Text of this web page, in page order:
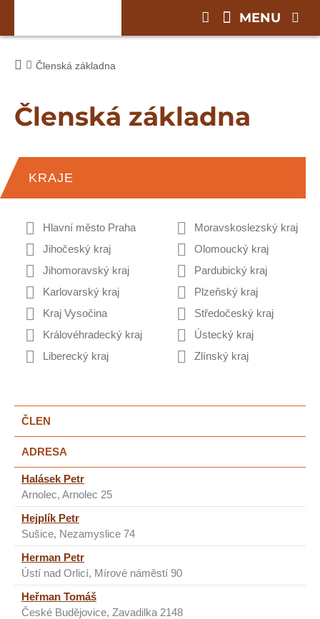
Členská základna
Členská základna
KRAJE
Hlavní město Praha
Jihočeský kraj
Jihomoravský kraj
Karlovarský kraj
Kraj Vysočina
Královéhradecký kraj
Liberecký kraj
Moravskoslezský kraj
Olomoucký kraj
Pardubický kraj
Plzeňský kraj
Středočeský kraj
Ústecký kraj
Zlínský kraj
ČLEN
ADRESA
Halásek Petr
Arnolec, Arnolec 25
Hejplík Petr
Sušice, Nezamyslice 74
Herman Petr
Ústí nad Orlicí, Mírové náměstí 90
Heřman Tomáš
České Budějovice, Zavadilka 2148
MENU